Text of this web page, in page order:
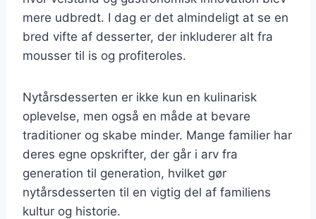
mere udbredt. I dag er det almindeligt at se en
bred vifte af desserter, der inkluderer alt fra
mousser til is og profiteroles.
Nytårsdesserten er ikke kun en kulinarisk
oplevelse, men også en måde at bevare
traditioner og skabe minder. Mange familier har
deres egne opskrifter, der går i arv fra
generation til generation, hvilket gør
nytårsdesserten til en vigtig del af familiens
kultur og historie.